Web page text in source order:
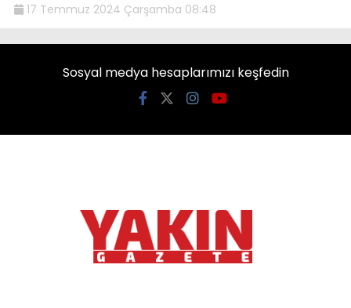
17 Temmuz 2024 Çarşamba 08:48
Sosyal medya hesaplarımızı keşfedin